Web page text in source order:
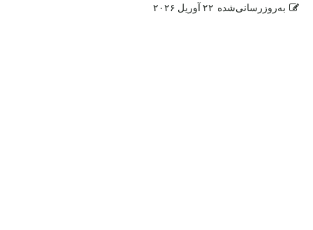
به‌روزرسانی‌شده ۲۲ آوریل ۲۰۲۶